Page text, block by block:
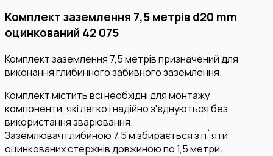
Комплект заземлення 7,5 метрів d20 mm
оцинкований 42 075
Комплект заземлення 7,5 метрів призначений для
виконання глибинного забивного заземлення.
Комплект містить всі необхідні для монтажу
компоненти, які легко і надійно з'єднуються без
використання зварювання.
Заземлювач глибиною 7,5 м збирається з п`яти
оцинкованих стержнів довжиною по 1,5 метри.